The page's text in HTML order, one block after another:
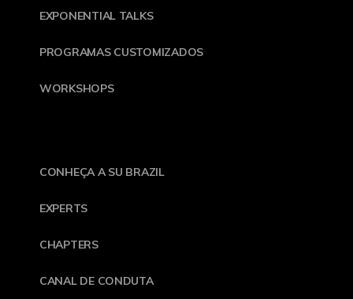
EXPONENTIAL TALKS
PROGRAMAS CUSTOMIZADOS
WORKSHOPS
CONHEÇA A SU BRAZIL
EXPERTS
CHAPTERS
CANAL DE CONDUTA